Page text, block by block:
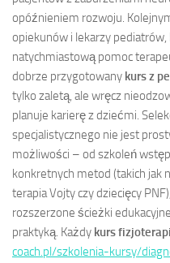
opóźnieniem rozwoju.
opiekunów i lekarzy
natychmiastową pomoc
dobrze przygotowany kurs z
tylko zaletą, ale wręcz
planuje karierę z dziećmi.
specjalistycznego nie jest
możliwości – od szkoleń
konkretnych metod (takich jak
terapia Vojty czy dziecięcy
rozszerzone ścieżki
praktyką. Każdy kurs
coach.pl/szkolenia-kursy/